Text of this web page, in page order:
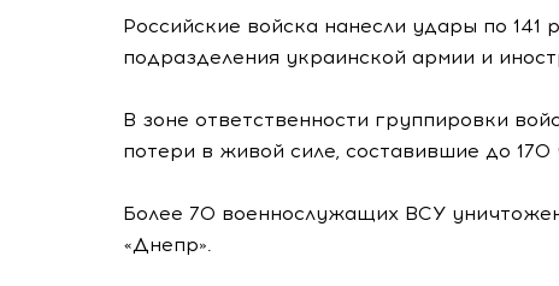
Российские войска нанесли удары по
подразделения украинской армии и
В зоне ответственности группировки
потери в живой силе, составившие до 170
Более 70 военнослужащих ВСУ
«Днепр».